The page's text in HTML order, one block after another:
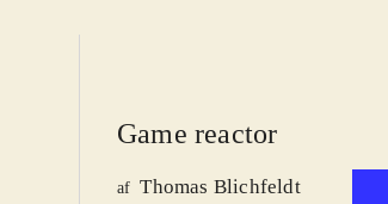
Game reactor
af Thomas Blichfeldt